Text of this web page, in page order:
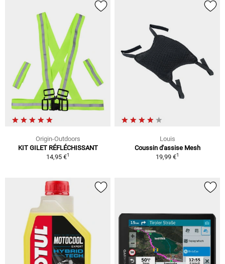
Origin-Outdoors
KIT GILET RÉFLÉCHISSANT
14,95 €1
Louis
Coussin d'assise Mesh
19,99 €1